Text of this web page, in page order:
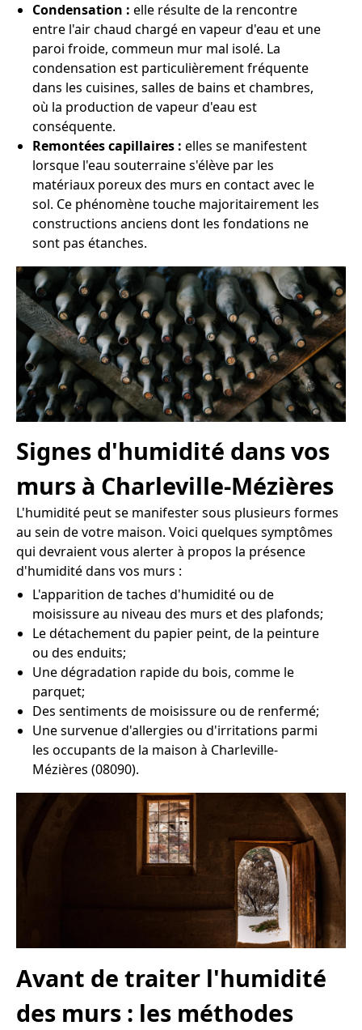
Condensation : elle résulte de la rencontre
entre l'air chaud chargé en vapeur d'eau et une
paroi froide, commeun mur mal isolé. La
condensation est particulièrement fréquente
dans les cuisines, salles de bains et chambres,
où la production de vapeur d'eau est
conséquente.
Remontées capillaires : elles se manifestent
lorsque l'eau souterraine s'élève par les
matériaux poreux des murs en contact avec le
sol. Ce phénomène touche majoritairement les
constructions anciens dont les fondations ne
sont pas étanches.
Signes d'humidité dans vos
murs à Charleville-Mézières
L'humidité peut se manifester sous plusieurs formes
au sein de votre maison. Voici quelques symptômes
qui devraient vous alerter à propos la présence
d'humidité dans vos murs :
L'apparition de taches d'humidité ou de
moisissure au niveau des murs et des plafonds;
Le détachement du papier peint, de la peinture
ou des enduits;
Une dégradation rapide du bois, comme le
parquet;
Des sentiments de moisissure ou de renfermé;
Une survenue d'allergies ou d'irritations parmi
les occupants de la maison à Charleville-
Mézières (08090).
Avant de traiter l'humidité
des murs : les méthodes